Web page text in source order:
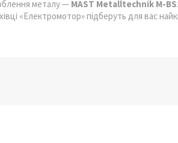
металу — MAST Metalltechnik M-
«Електромотор» підберуть для вас